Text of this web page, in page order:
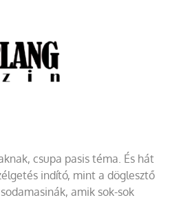
csupa pasis téma. És hát
indító, mint a döglesztő
amik sok-sok